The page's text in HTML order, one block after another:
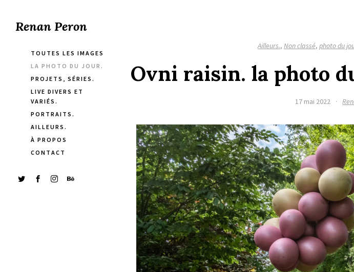
Renan Peron
TOUTES LES IMAGES
LA PHOTO DU JOUR.
PROJETS, SÉRIES.
LIVE DIVERS ET
VARIÉS.
PORTRAITS.
AILLEURS.
À PROPOS
CONTACT
Ailleurs., Non classé, photo du
Ovni raisin. la photo
17 mai 2022 ·